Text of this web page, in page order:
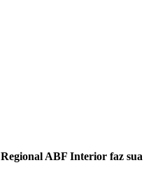
Regional ABF Interior faz sua